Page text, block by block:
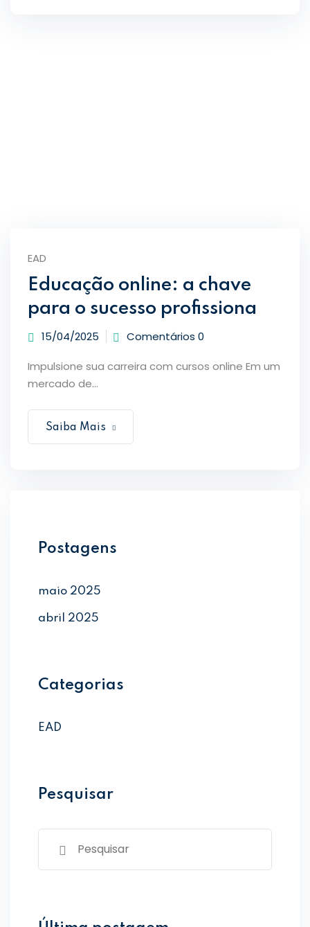
EAD
Educação online: a chave
para o sucesso profissiona
15/04/2025 Comentários 0
Impulsione sua carreira com cursos online Em um
mercado de...
Saiba Mais
Postagens
maio 2025
abril 2025
Categorias
EAD
Pesquisar